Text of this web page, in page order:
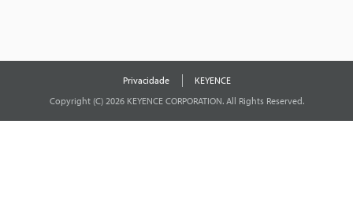
Privacidade
KEYENCE
Copyright (C) 2026 KEYENCE CORPORATION. All Rights Reserved.